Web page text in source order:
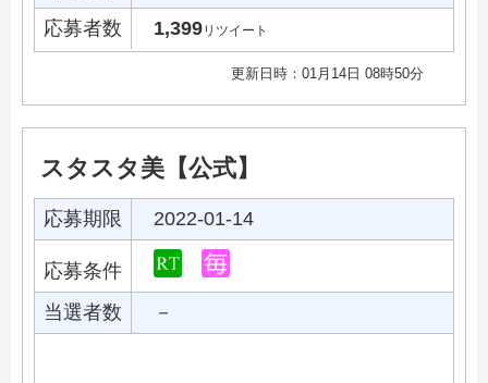
応募者数
1,399リツイート
更新日時：01月14日 08時50分
スタスタ美【公式】
応募期限 2022-01-14
応募条件
当選者数
－